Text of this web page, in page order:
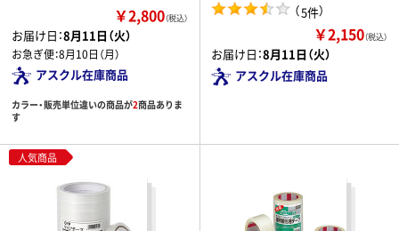
￥2,800（税込）
お届け日：8月11日（火）
お急ぎ便：8月10日（月）
アスクル在庫商品
カラー・販売単位違いの商品が2商品ありま
す
（5件）
￥2,150（税込）
お届け日：8月11日（火）
アスクル在庫商品
人気商品